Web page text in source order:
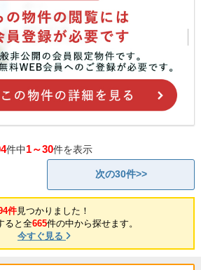
件中1～30件を表示
次の30件>>
件見つかりました！
ると全665件の中から探せます。
今すぐ見る